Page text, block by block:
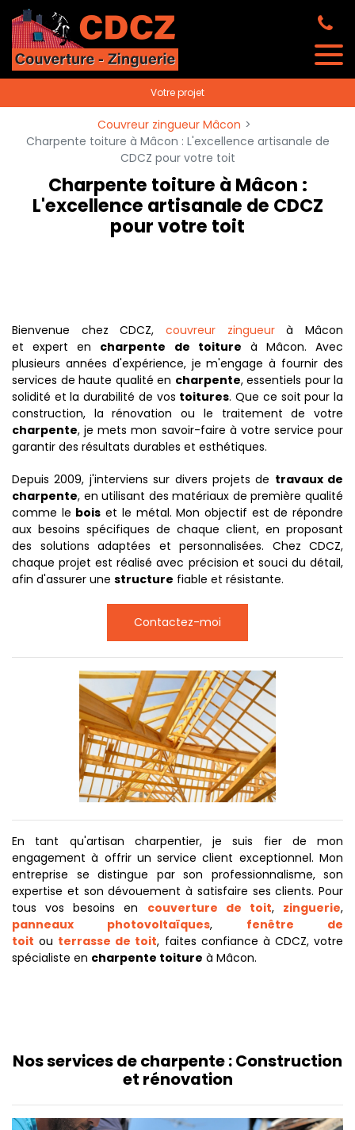
Votre projet
Couvreur zingueur Mâcon
Charpente toiture à Mâcon : L'excellence artisanale de
CDCZ pour votre toit
Charpente toiture à Mâcon :
L'excellence artisanale de CDCZ
pour votre toit
Bienvenue chez CDCZ, couvreur zingueurà Mâcon
et expert en charpente de toiture à Mâcon. Avec
plusieurs années d'expérience, je m'engage à fournir des
services de haute qualité en charpente, essentiels pour la
solidité et la durabilité de vos toitures. Que ce soit pour la
construction, la rénovation ou le traitement de votre
charpente, je mets mon savoir-faire à votre service pour
garantir des résultats durables et esthétiques.
Depuis 2009, j'interviens sur divers projets de travaux de
charpente, en utilisant des matériaux de première qualité
comme le bois et le métal. Mon objectif est de répondre
aux besoins spécifiques de chaque client, en proposant
des solutions adaptées et personnalisées. Chez CDCZ,
chaque projet est réalisé avec précision et souci du détail,
afin d'assurer une structure fiable et résistante.
Contactez-moi
En tant qu'artisan charpentier, je suis fier de mon
engagement à offrir un service client exceptionnel. Mon
entreprise se distingue par son professionnalisme, son
expertise et son dévouement à satisfaire ses clients. Pour
tous vos besoins en couverture de toit, zinguerie,
panneaux photovoltaïques, fenêtre de
toit ou terrasse de toit, faites confiance à CDCZ, votre
spécialiste en charpente toiture à Mâcon.
Nos services de charpente : Construction
et rénovation
Panneau de gestion des cookies